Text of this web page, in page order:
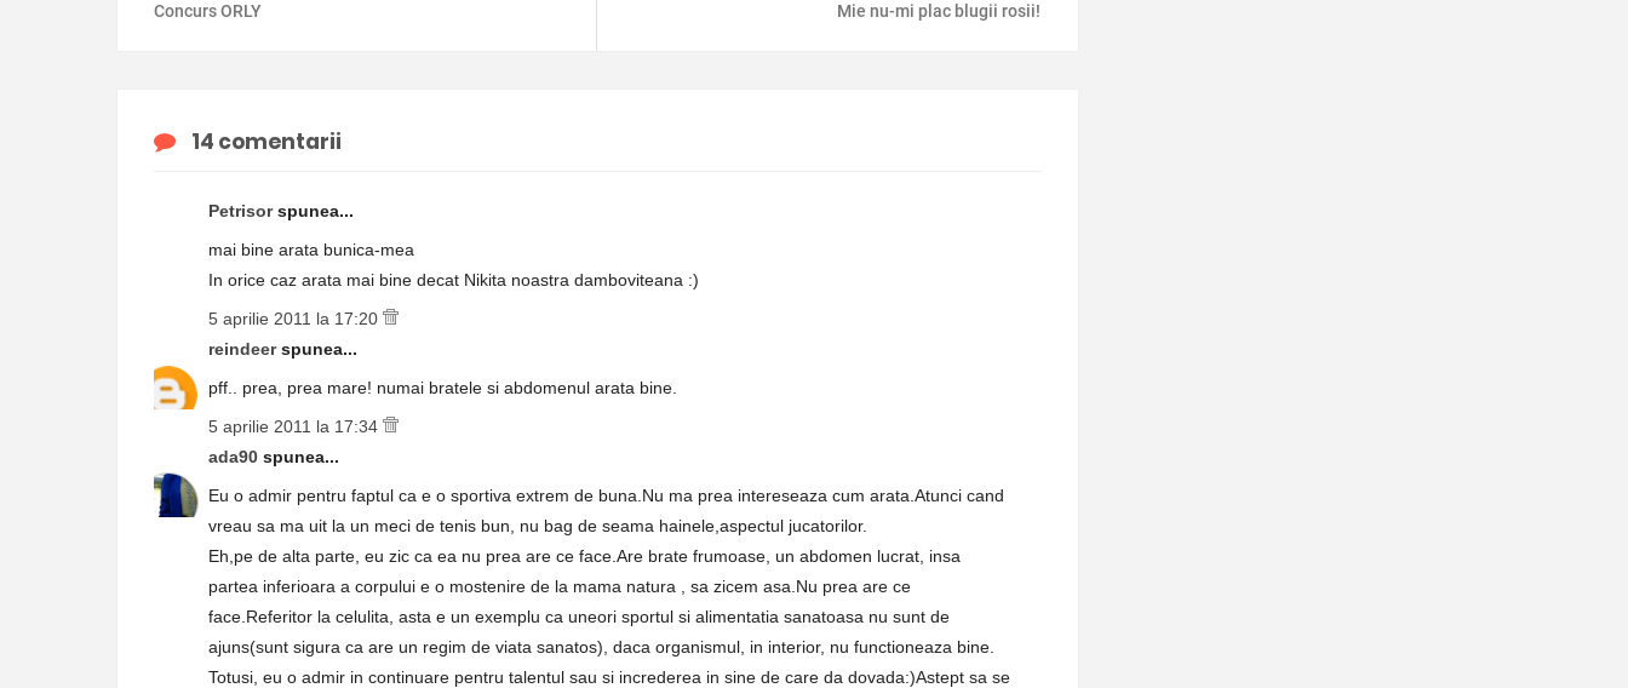
Mie nu-mi plac blugii rosii!
Concurs ORLY
14 comentarii
Petrisorspunea...
mai bine arata bunica-mea
In orice caz arata mai bine decat Nikita noastra damboviteana :)
5 aprilie 2011 la 17:20
reindeerspunea...
pff.. prea, prea mare! numai bratele si abdomenul arata bine.
5 aprilie 2011 la 17:34
ada90 spunea...
Eu o admir pentru faptul ca e o sportiva extrem de buna.Nu ma prea intereseaza cum arata.Atunci cand
vreau sa ma uit la un meci de tenis bun, nu bag de seama hainele,aspectul jucatorilor.
Eh,pe de alta parte, eu zic ca ea nu prea are ce face.Are brate frumoase, un abdomen lucrat, insa
partea inferioara a corpului e o mostenire de la mama natura , sa zicem asa.Nu prea are ce
face.Referitor la celulita, asta e un exemplu ca uneori sportul si alimentatia sanatoasa nu sunt de
ajuns(sunt sigura ca are un regim de viata sanatos), daca organismul, in interior, nu functioneaza bine.
Totusi, eu o admir in continuare pentru talentul sau si increderea in sine de care da dovada:)Astept sa se